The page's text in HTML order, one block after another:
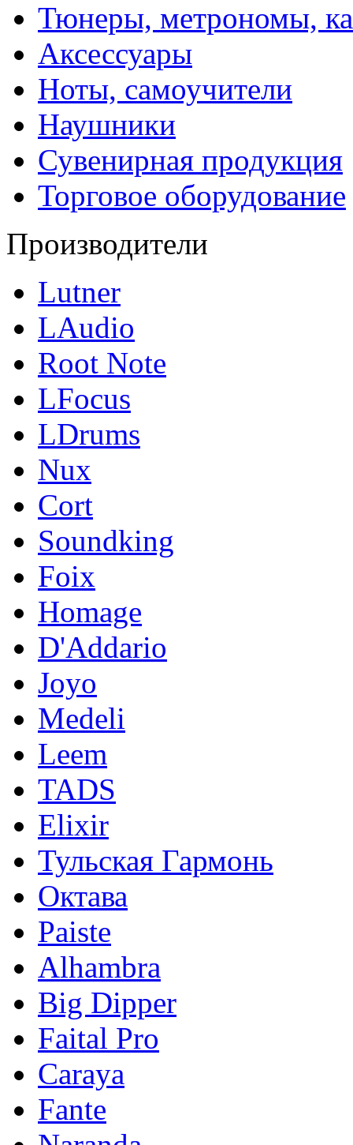
Тюнеры, метрономы,
Аксессуары
Ноты, самоучители
Наушники
Сувенирная продукция
Торговое оборудование
Производители
Lutner
LAudio
Root Note
LFocus
LDrums
Nux
Cort
Soundking
Foix
Homage
D'Addario
Joyo
Medeli
Leem
TADS
Elixir
Тульская Гармонь
Октава
Paiste
Alhambra
Big Dipper
Faital Pro
Caraya
Fante